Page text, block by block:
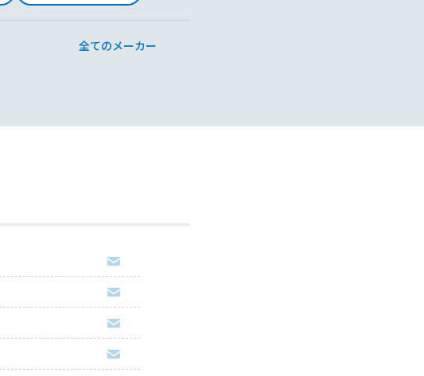
全てのメーカー